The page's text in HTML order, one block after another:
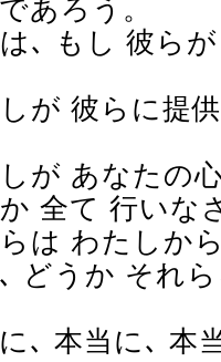
あろう。
､ もし 彼ら
が 彼らに提
が あなたの
全て 行いな
は わたしか
どうか それ
､ 本当に､ 本